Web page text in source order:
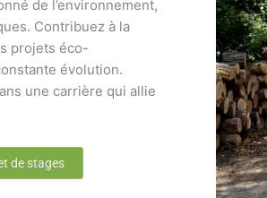
de l’environnement,
Contribuez à la
projets éco-
évolution.
une carrière qui allie
de stages